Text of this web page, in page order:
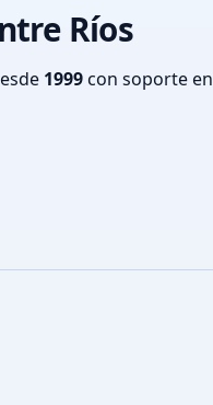
Ríos
1999con soporte en